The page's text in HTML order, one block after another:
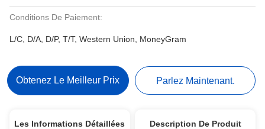
Conditions De Paiement:
L/C, D/A, D/P, T/T, Western Union, MoneyGram
Obtenez Le Meilleur Prix Parlez Maintenant.
Les Informations Détaillées Description De Produit